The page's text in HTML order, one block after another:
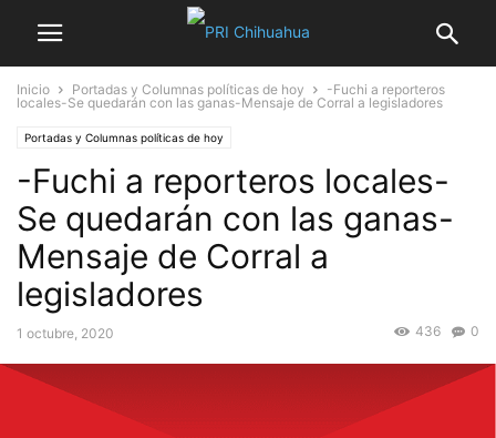
Inicio Portadas y Columnas políticas de hoy
-Fuchi a reporteros
locales-Se quedarán con las ganas-Mensaje de Corral a legisladores
Portadas y Columnas políticas de hoy
-Fuchi a reporteros locales-
Se quedarán con las ganas-
Mensaje de Corral a
legisladores
1 octubre, 2020 0
436